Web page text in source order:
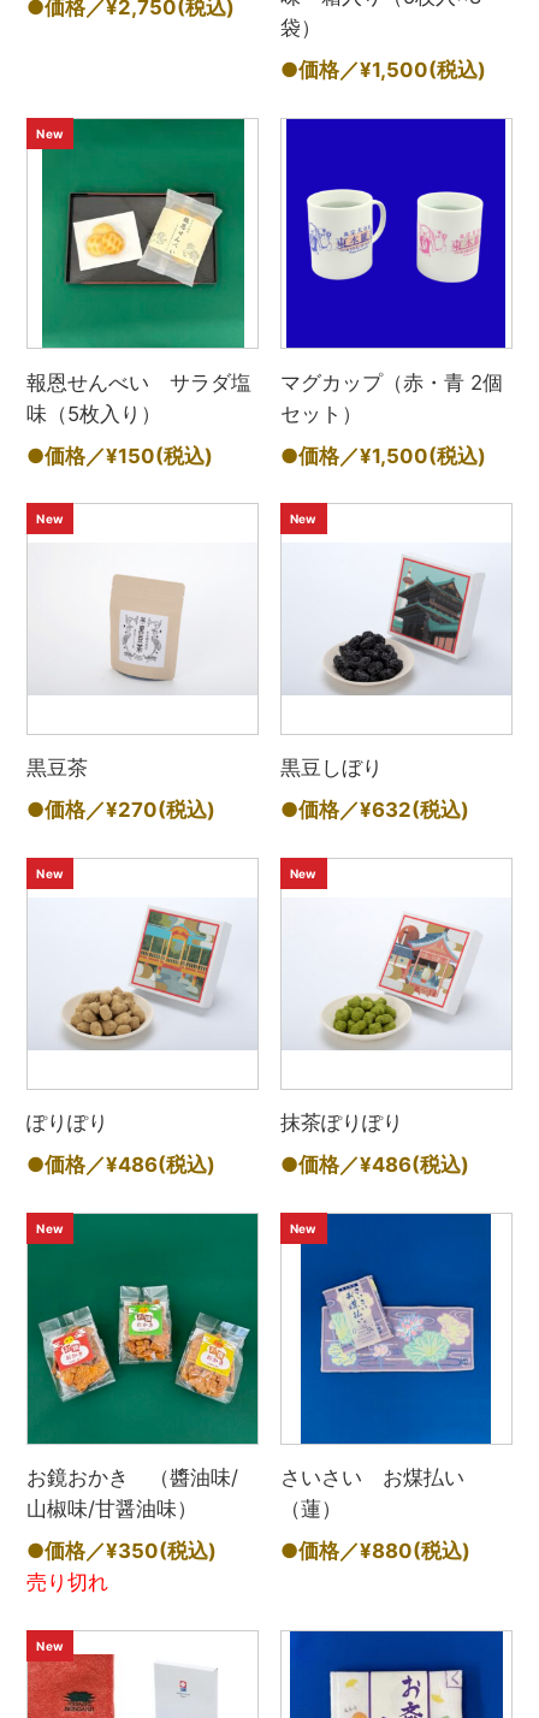
●価格／¥2,750(税込)
袋）
●価格／¥1,500(税込)
New
報恩せんべい サラダ塩
味（5枚入り）
●価格／¥150(税込)
マグカップ（赤・青 2個
セット）
●価格／¥1,500(税込)
New
黒豆茶
●価格／¥270(税込)
New
黒豆しぼり
●価格／¥632(税込)
New
ぽりぽり
●価格／¥486(税込)
New
抹茶ぽりぽり
●価格／¥486(税込)
New
お鏡おかき （醬油味/
山椒味/甘醤油味）
●価格／¥350(税込)
売り切れ
New
さいさい お煤払い
（蓮）
●価格／¥880(税込)
New